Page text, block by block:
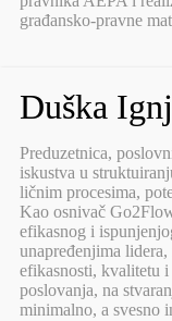
građansko-pravne
Duška
Preduzetnica,
iskustva u
ličnim procesima,
Kao osnivač
efikasnog i
unapređenjima
efikasnosti, kvalitetu
poslovanja, na
minimalno, a svesno